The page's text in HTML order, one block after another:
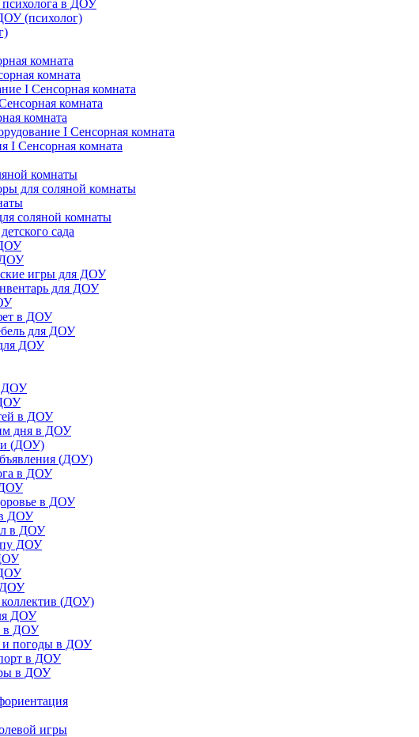
психолога в ДОУ
(психолог)
комната
комната
I Сенсорная комната
комната
комната
I Сенсорная комната
I Сенсорная комната
комнаты
для соляной комнаты
соляной комнаты
сада
ДОУ
игры для ДОУ
для ДОУ
в ДОУ
для ДОУ
ДОУ
ДОУ
в ДОУ
дня в ДОУ
(ДОУ)
(ДОУ)
в ДОУ
в ДОУ
ДОУ
в ДОУ
ДОУ
ДОУ
(ДОУ)
ДОУ
в ДОУ
и погоды в ДОУ
в ДОУ
в ДОУ
игры